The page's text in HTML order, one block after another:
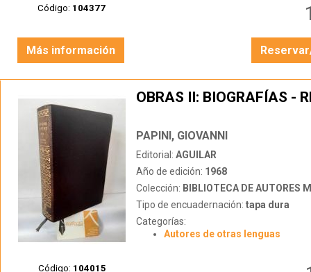
Código: 104377
Más información
Código: 104015
OBRAS II: BIOGRAFÍAS -
PAPINI, GIOVANNI
Editorial: AGUILAR
Año de edición: 1968
Colección: BIBLIOTECA DE AUTORES
Tipo de encuadernación: tapa dura
Categorías:
Autores de otras lenguas